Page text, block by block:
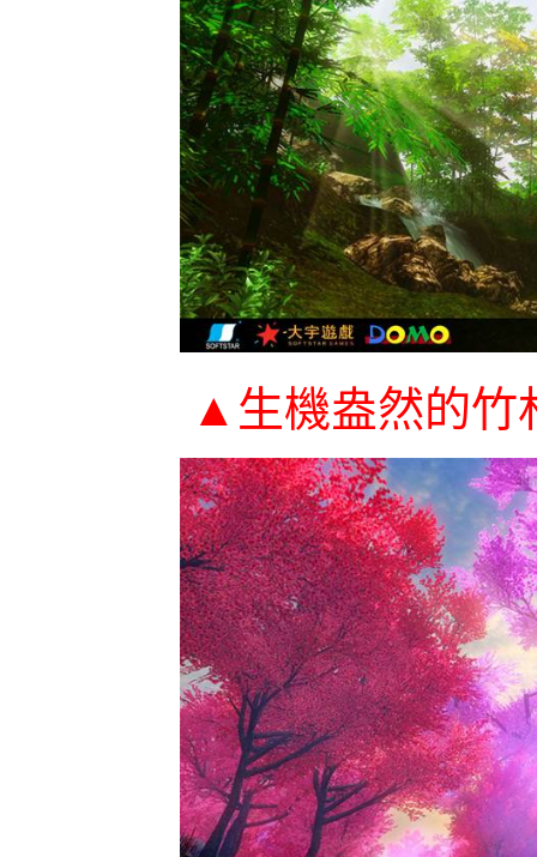
▲ 生機盎然的竹